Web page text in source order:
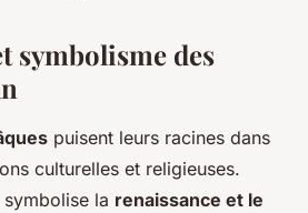
symbolisme des
puisent leurs racines dans
culturelles et religieuses.
la renaissance et le